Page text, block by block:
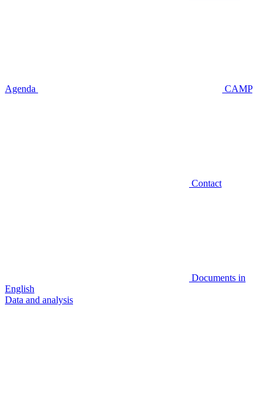
Agenda CAMP
Contact
Documents in
English
Data and analysis